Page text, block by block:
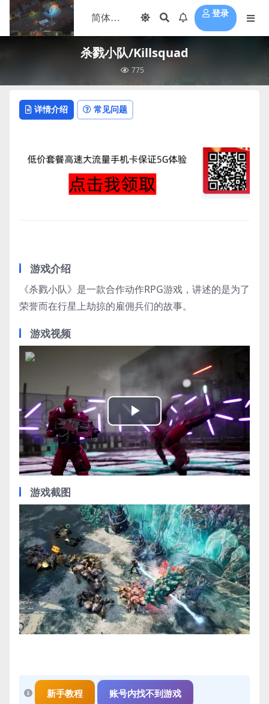
登录
杀戮小队/Killsquad
775
详情介绍 常见问题
游戏介绍
《杀戮小队》是一款合作动作RPG游戏，讲述的是为了
荣誉而在行星上劫掠的雇佣兵们的故事。
游戏视频
Play
Video
游戏截图
新手教程 账号内找不到游戏